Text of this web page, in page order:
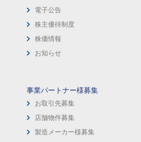
電子公告
株主優待制度
株価情報
お知らせ
事業パートナー様募集
お取引先募集
店舗物件募集
製造メーカー様募集